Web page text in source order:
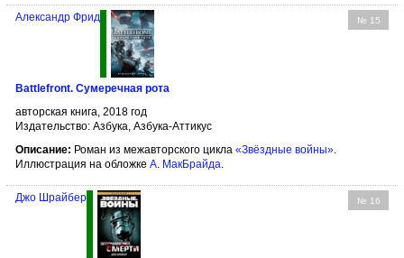
№ 15
Александр Фрид
Battlefront. Сумеречная рота
авторская книга, 2018 год
Издательство: Азбука, Азбука-Аттикус
Описание: Роман из межавторского цикла «Звёздные войны».
Иллюстрация на обложке А. МакБрайда.
№ 16
Джо Шрайбер